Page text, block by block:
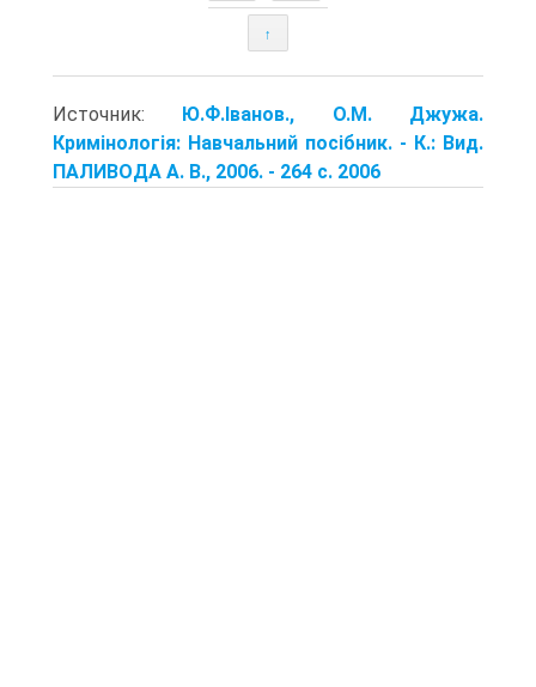
↑
Источник: Ю.Ф.Іванов., О.М. Джужа.
Кримінологія: Навчальний посібник. - К.: Вид.
ПАЛИВОДА А. В., 2006. - 264 с. 2006